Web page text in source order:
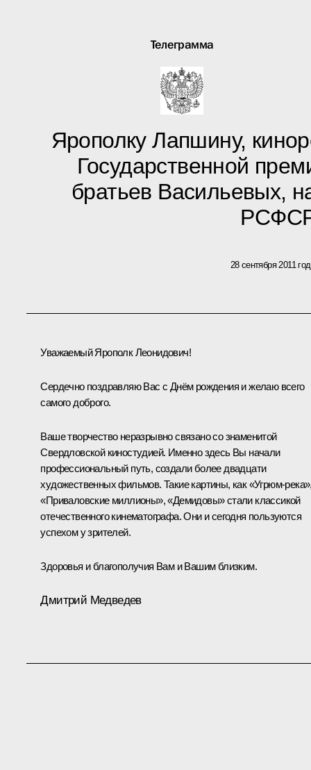
Телеграмма
Ярополку Лапшину,
Государственной
братьев Васильевых,
28 сентября 2011
Уважаемый Ярополк Леонидович!
Сердечно поздравляю Вас с Днём рождения и желаю всего
самого доброго.
Ваше творчество неразрывно связано со знаменитой
Свердловской киностудией. Именно здесь Вы начали
профессиональный путь, создали более двадцати
художественных фильмов. Такие картины, как «Угрюм-
«Приваловские миллионы», «Демидовы» стали классикой
отечественного кинематографа. Они и сегодня пользуются
успехом у зрителей.
Здоровья и благополучия Вам и Вашим близким.
Дмитрий Медведев